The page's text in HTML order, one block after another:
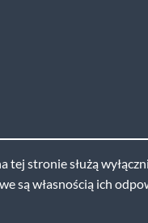
stronie służą
są własnością ich